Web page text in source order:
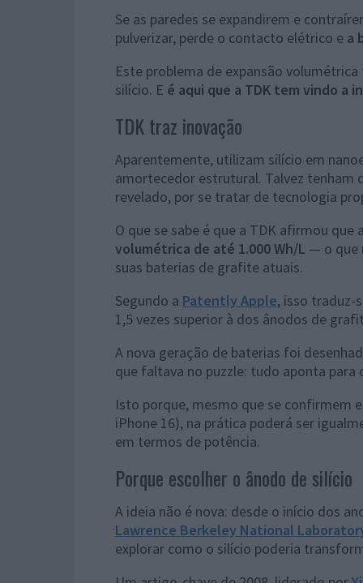
Se as paredes se expandirem e
pulverizar, perde o contacto elétrico e a
Este problema de expansão
silício. E é aqui que a TDK tem vindo a
TDK traz inovação
Aparentemente, utilizam silício em
amortecedor estrutural. Talvez tenham
revelado, por se tratar de tecnologia
O que se sabe é que a TDK afirmou
volumétrica de até 1.000 Wh/L — o que
suas baterias de grafite atuais.
Segundo a Patently Apple, isso traduz-
1,5 vezes superior à dos ânodos de
A nova geração de baterias foi
que faltava no puzzle: tudo aponta para
Isto porque, mesmo que se confirmem
iPhone 16), na prática poderá ser
em termos de potência.
Porque escolher o ânodo de silício
A ideia não é nova: desde o início dos
Lawrence Berkeley National
explorar como o silício poderia